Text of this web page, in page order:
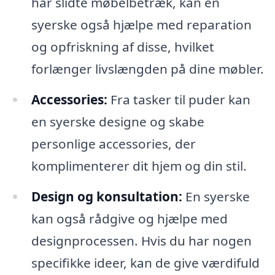
syerske også hjælpe med reparation
og opfriskning af disse, hvilket
forlænger livslængden på dine møbler.
Accessories: Fra tasker til puder kan
en syerske designe og skabe
personlige accessories, der
komplimenterer dit hjem og din stil.
Design og konsultation: En syerske
kan også rådgive og hjælpe med
designprocessen. Hvis du har nogen
specifikke ideer, kan de give værdifuld